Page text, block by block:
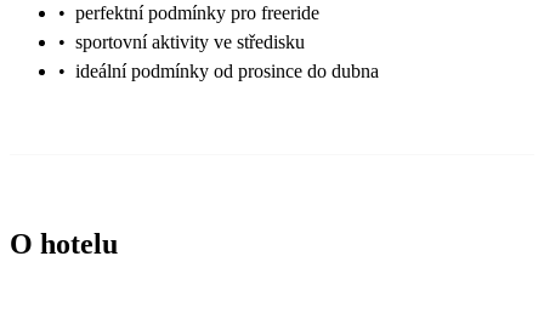
• perfektní podmínky pro freeride
• sportovní aktivity ve středisku
• ideální podmínky od prosince do dubna
O hotelu